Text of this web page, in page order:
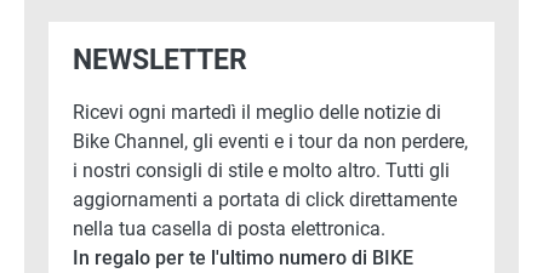
NEWSLETTER
Ricevi ogni martedì il meglio delle notizie di
Bike Channel, gli eventi e i tour da non perdere,
i nostri consigli di stile e molto altro. Tutti gli
aggiornamenti a portata di click direttamente
nella tua casella di posta elettronica.
In regalo per te l'ultimo numero di BIKE